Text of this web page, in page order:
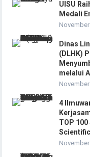
UISU
Medali
Dinas
(DLHK)
melalui
4
TOP